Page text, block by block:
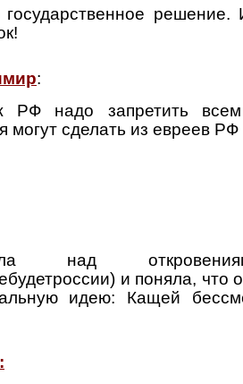
государственное решение.
:
РФ надо запретить
могут сделать из евреев
над
и поняла,
идею: Кащей